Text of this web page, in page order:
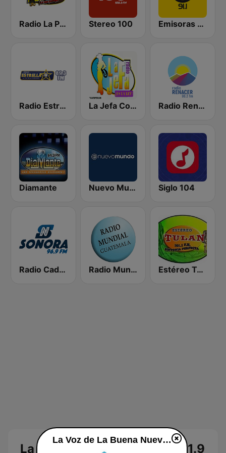
Radio La Patrona Stereo 100 Emisoras Unidas Quetzaltenango 91.1
Radio Estrella La Jefa Coatepeque Radio Renacer 98.3 FM
Diamante Nuevo Mundo Siglo 104
Radio Cadena Sonora Radio Mundial 700 AM Estéreo Tulán
La Voz de La Buena Nueva 91.9
La Voz de La Buena Nueva 91.9 FM en línea